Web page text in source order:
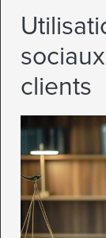
clients